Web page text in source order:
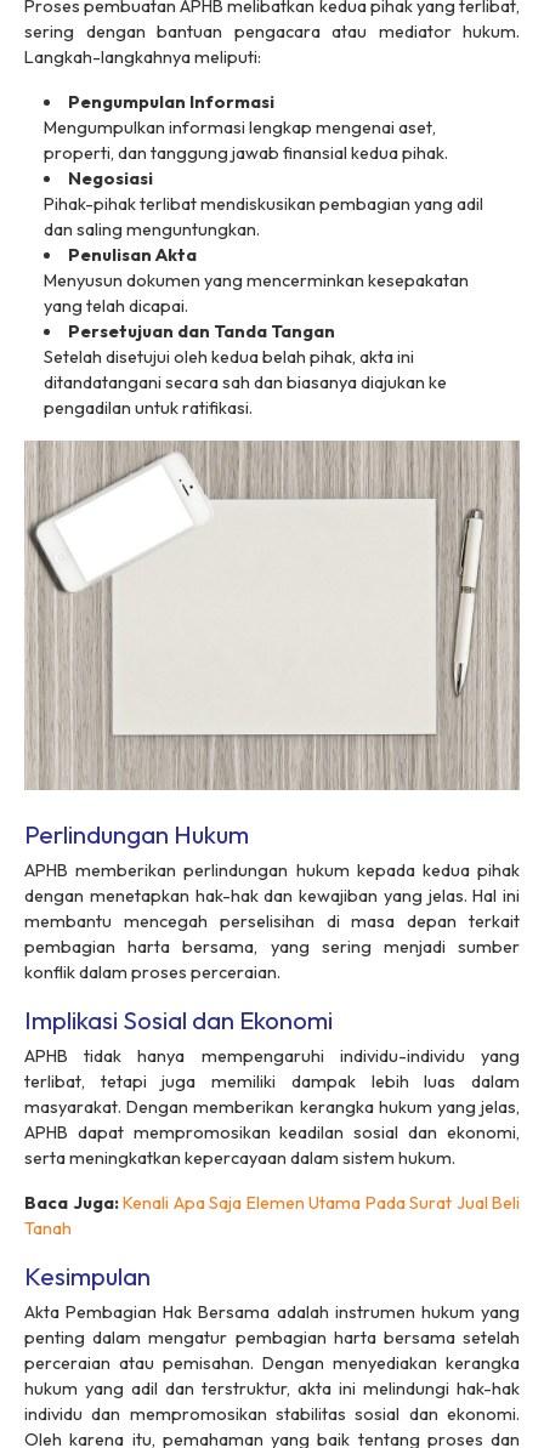
Proses pembuatan APHB melibatkan kedua pihak yang terlibat,
sering dengan bantuan pengacara atau mediator hukum.
Langkah-langkahnya meliputi:
Pengumpulan Informasi
Mengumpulkan informasi lengkap mengenai aset,
properti, dan tanggung jawab finansial kedua pihak.
Negosiasi
Pihak-pihak terlibat mendiskusikan pembagian yang adil
dan saling menguntungkan.
Penulisan Akta
Menyusun dokumen yang mencerminkan kesepakatan
yang telah dicapai.
Persetujuan dan Tanda Tangan
Setelah disetujui oleh kedua belah pihak, akta ini
ditandatangani secara sah dan biasanya diajukan ke
pengadilan untuk ratifikasi.
Perlindungan Hukum
APHB memberikan perlindungan hukum kepada kedua pihak
dengan menetapkan hak-hak dan kewajiban yang jelas. Hal ini
membantu mencegah perselisihan di masa depan terkait
pembagian harta bersama, yang sering menjadi sumber
konflik dalam proses perceraian.
Implikasi Sosial dan Ekonomi
APHB tidak hanya mempengaruhi individu-individu yang
terlibat, tetapi juga memiliki dampak lebih luas dalam
masyarakat. Dengan memberikan kerangka hukum yang jelas,
APHB dapat mempromosikan keadilan sosial dan ekonomi,
serta meningkatkan kepercayaan dalam sistem hukum.
Baca Juga:Kenali Apa Saja Elemen Utama Pada Surat Jual Beli
Tanah
Kesimpulan
Akta Pembagian Hak Bersama adalah instrumen hukum yang
penting dalam mengatur pembagian harta bersama setelah
perceraian atau pemisahan. Dengan menyediakan kerangka
hukum yang adil dan terstruktur, akta ini melindungi hak-hak
individu dan mempromosikan stabilitas sosial dan ekonomi.
Oleh karena itu, pemahaman yang baik tentang proses dan